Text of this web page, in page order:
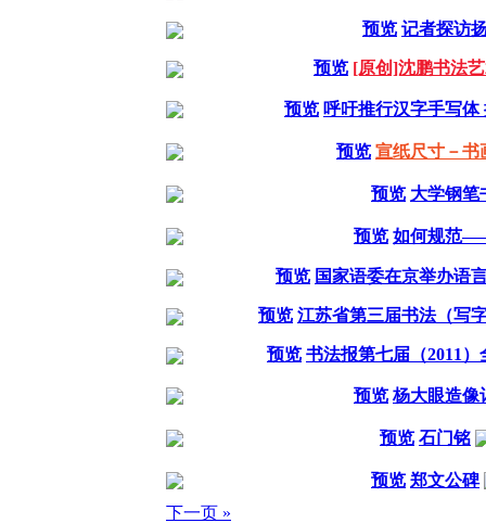
预览 记者探访
预览 [原创]沈鹏书法
预览 呼吁推行汉字手写
预览 宣纸尺寸－书
预览 大学钢笔
预览 如何规范
预览 国家语委在京举办语
预览 江苏省第三届书法（写
预览 书法报第七届（2011
预览 杨大眼造像
预览 石门铭
预览 郑文公碑
下一页 »